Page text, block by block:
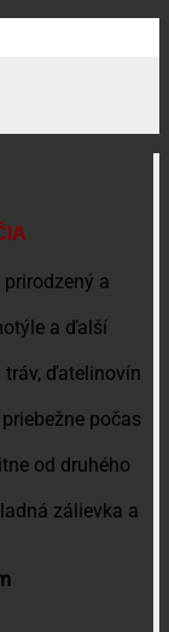
a
a ďalší
ďatelinovín
počas
od druhého
zálievka a